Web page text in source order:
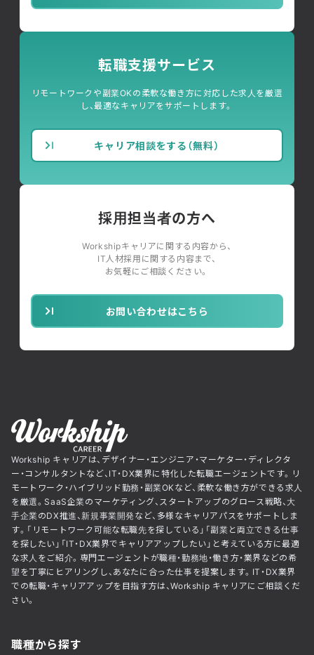
転職支援サービス
リモートワークや副業OKの柔軟な働き方に対応した求人を厳選
し、最適なキャリアをサポートします。
キャリア相談をする（無料）
採用担当者の方へ
Workshipキャリアに関する内容から、
IT人材採用に関する内容まで、
お気軽にご相談ください。
お問い合わせはこちら
Workship キャリアは、デザイナー・エンジニア・マーケター・ディレクタ
ー・コンサルタントなど、IT・DX業界に特化した転職エージェントです。リ
モートワーク・ハイブリッド勤務・副業OKなど、柔軟な働き方ができる求人
を厳選。SaaS企業のマーケティング、スタートアップのグロース戦略、大
手企業のDX推進、新規事業開発など、多様なキャリアパスをサポートしま
す。「リモートワーク可能な転職先を探している」「副業と両立できる仕事
を探したい」「IT・DX業界でキャリアアップしたい」と考えている方に最適
な求人をご紹介。専門エージェントが職種・勤務地・働き方・業界などの希
望を丁寧にヒアリングし、あなたに合った仕事を提案します。IT・DX業界
での転職・キャリアアップを目指す方は、Workship キャリアにご相談くだ
さい。
職種から探す